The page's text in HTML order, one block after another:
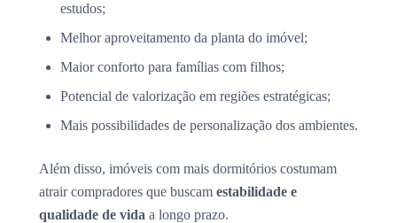
estudos;
Melhor aproveitamento da planta do imóvel;
Maior conforto para famílias com filhos;
Potencial de valorização em regiões estratégicas;
Mais possibilidades de personalização dos ambientes.
Além disso, imóveis com mais dormitórios costumam
atrair compradores que buscam estabilidade e
qualidade de vida a longo prazo.